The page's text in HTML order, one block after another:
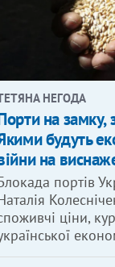
НЕГОДА
на замку,
будуть
на
портів
ціни,